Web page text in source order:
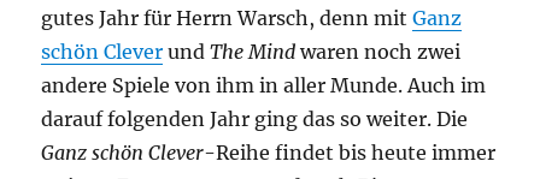
gutes Jahr für Herrn Warsch, denn mitGanz
schön Clever undThe Mind waren noch zwei
andere Spiele von ihm in aller Munde. Auch im
darauf folgenden Jahr ging das so weiter. Die
Ganz schön Clever-Reihe findet bis heute immer